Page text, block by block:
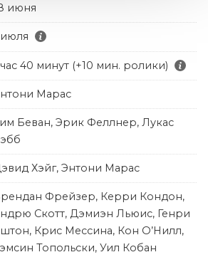
июня
июля
час 40 минут (+10 мин. ролики)
Марас
Беван, Эрик Феллнер, Лукас
Хэйг, Энтони Марас
Фрейзер, Керри Кондон,
Скотт, Дэмиэн Льюис, Генри
Крис Мессина, Кон О’Нилл,
Топольски, Уил Кобан